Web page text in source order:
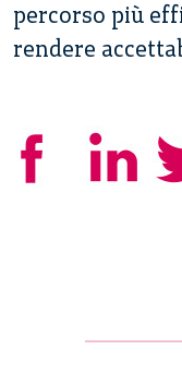
percorso più
rendere